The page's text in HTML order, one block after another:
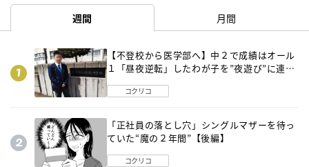
週間 月間
【不登校から医学部へ】中２で成績はオール
１「昼夜逆転」したわが子を”夜遊び”に連れ
コクリコ
「正社員の落とし穴」シングルマザーを待っ
ていた“魔の２年間”【後編】
コクリコ